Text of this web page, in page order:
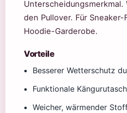
den Pullover. Für
Hoodie-Garderobe.
Vorteile
Besserer Wetterschutz
Funktionale
Weicher, wärmender